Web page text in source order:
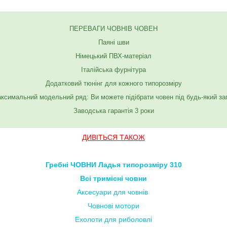
ПЕРЕВАГИ ЧОВНІВ ЧОВЕН
Паяні шви
Німецький ПВХ-матеріал
Італійська фурнітура
Додатковий тюнінг для кожного типорозміру
модельний ряд: Ви можете підібрати човен під будь-який
Заводська гарантія 3 роки
ДИВІТЬСЯ ТАКОЖ
Гребні ЧОВНИ Ладья типорозміру 310
Всі тримісні човни
Аксесуари для човнів
Човнові мотори
Ехолоти для риболовлі